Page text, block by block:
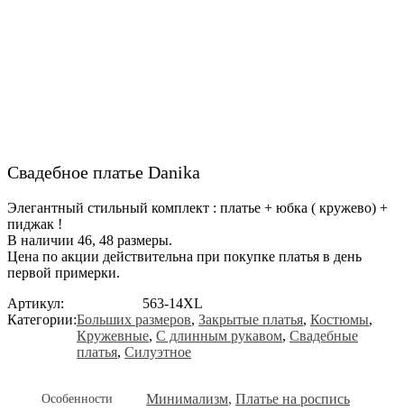
Свадебное платье Danika
Элегантный стильный комплект : платье + юбка ( кружево) +
пиджак !
В наличии 46, 48 размеры.
Цена по акции действительна при покупке платья в день
первой примерки.
Артикул:
563-14XL
Категории:Больших размеров, Закрытые платья, Костюмы,
Кружевные, С длинным рукавом, Свадебные
платья, Силуэтное
Особенности Минимализм, Платье на роспись